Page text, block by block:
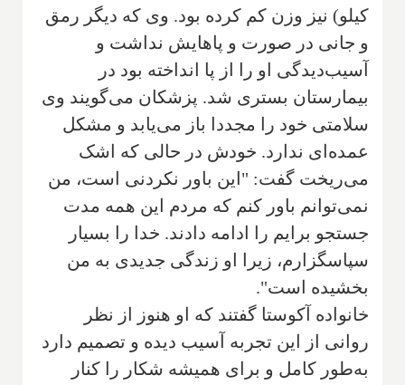
کیلو) نیز وزن کم کرده بود. وی که دیگر رمق
و جانی در صورت و پاهایش نداشت و
آسیب‌دیدگی او را از پا انداخته بود در
بیمارستان بستری شد. پزشکان می‌گویند وی
سلامتی خود را مجددا باز می‌یابد و مشکل
عمده‌ای ندارد. خودش در حالی که اشک
می‌ریخت گفت: "این باور نکردنی است، من
نمی‌توانم باور کنم که مردم این همه مدت
جستجو برایم را ادامه دادند. خدا را بسیار
سپاسگزارم، زیرا او زندگی جدیدی به من
بخشیده است".
خانواده آکوستا گفتند که او هنوز از نظر
روانی از این تجربه آسیب دیده و تصمیم دارد
به‌طور کامل و برای همیشه شکار را کنار